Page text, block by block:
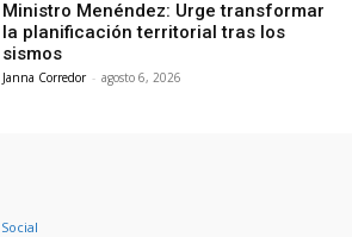
Ministro Menéndez: Urge transformar
la planificación territorial tras los
sismos
Janna Corredor - agosto 6, 2026
Social